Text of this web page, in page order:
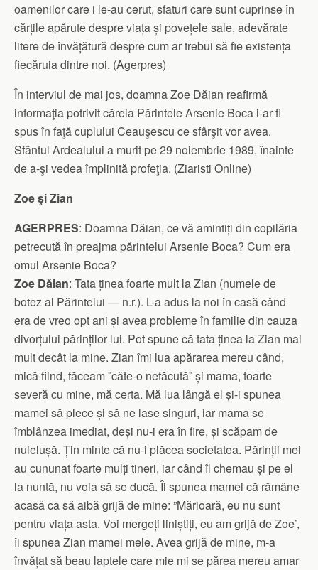
oamenilor care i le-au cerut, sfaturi care sunt cuprinse în
cărțile apărute despre viața și povețele sale, adevărate
litere de învățătură despre cum ar trebui să fie existența
fiecăruia dintre noi. (Agerpres)
În interviul de mai jos, doamna Zoe Dăian reafirmă
informaţia potrivit căreia Părintele Arsenie Boca i-ar fi
spus în faţă cuplului Ceauşescu ce sfârşit vor avea.
Sfântul Ardealului a murit pe 29 noiembrie 1989, înainte
de a-şi vedea împlinită profeţia. (Ziaristi Online)
Zoe şi Zian
AGERPRES: Doamna Dăian, ce vă amintiți din copilăria
petrecută în preajma părintelui Arsenie Boca? Cum era
omul Arsenie Boca?
Zoe Dăian: Tata ținea foarte mult la Zian (numele de
botez al Părintelui — n.r.). L-a adus la noi în casă când
era de vreo opt ani și avea probleme în familie din cauza
divorțului părinților lui. Pot spune că tata ținea la Zian mai
mult decât la mine. Zian îmi lua apărarea mereu când,
mică fiind, făceam ”câte-o nefăcută” și mama, foarte
severă cu mine, mă certa. Mă lua lângă el și-i spunea
mamei să plece și să ne lase singuri, iar mama se
îmblânzea imediat, deși nu-i era în fire, și scăpam de
nuielușă. Țin minte că nu-i plăcea societatea. Părinții mei
au cununat foarte mulți tineri, iar când îl chemau și pe el
la nuntă, nu voia să se ducă. Îi spunea mamei că rămâne
acasă ca să aibă grijă de mine: ”Mărioară, eu nu sunt
pentru viața asta. Voi mergeți liniștiți, eu am grijă de Zoe’,
îi spunea Zian mamei mele. Avea grijă de mine, m-a
învățat să beau laptele care mie mi se părea mereu amar